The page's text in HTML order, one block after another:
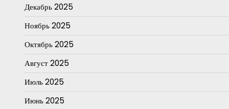
Декабрь 2025
Ноябрь 2025
Октябрь 2025
Август 2025
Июль 2025
Июнь 2025